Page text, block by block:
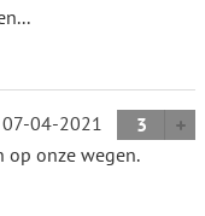
07-04-2021
3
op onze wegen.